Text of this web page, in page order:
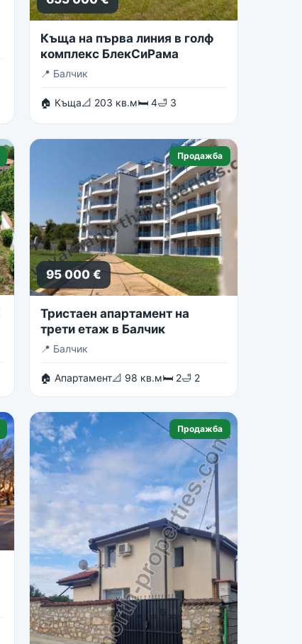
Къща на първа линия в голф
комплекс БлекСиРама
📍 Балчик
🏠 Къща📐 203 кв.м🛏 4🛁 3
Продажба
95 000 €
Тристаен апартамент на
трети етаж в Балчик
📍 Балчик
🏠 Апартамент📐 98 кв.м🛏 2🛁 2
Продажба